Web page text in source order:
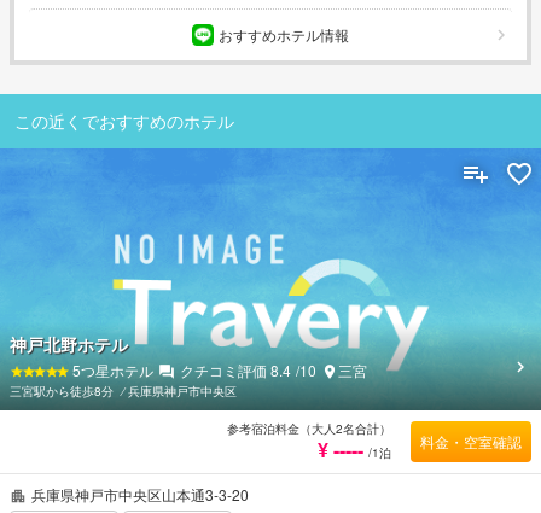
おすすめホテル情報
この近くでおすすめのホテル
兵庫県神戸市中央区山本通3-3-20
神戸北野ホテル
5つ星ホテル クチコミ評価8.4 /10 三宮
三宮駅から徒歩8分 ⁄兵庫県神戸市中央区
参考宿泊料金（大人2名合計）
¥ ----- /1泊
料金・空室確認